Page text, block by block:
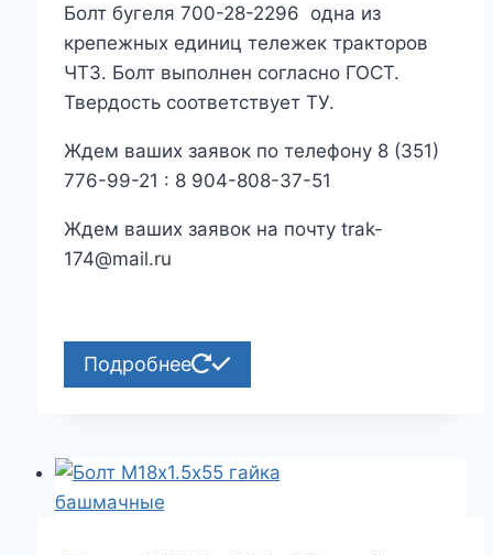
Болт бугеля 700-28-2296 одна из
крепежных единиц тележек тракторов
ЧТЗ. Болт выполнен согласно ГОСТ.
Твердость соответствует ТУ.
Ждем ваших заявок по телефону 8 (351)
776-99-21 : 8 904-808-37-51
Ждем ваших заявок на почту trak-
174@mail.ru
Подробнее